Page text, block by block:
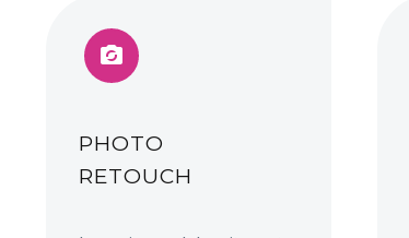


PHOTO
RETOUCH